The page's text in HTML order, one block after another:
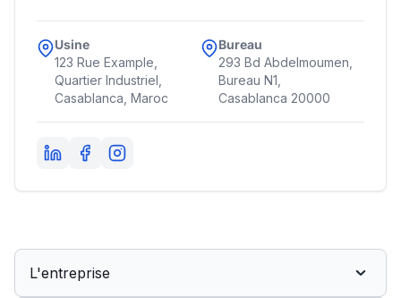
Usine
123 Rue Example,
Quartier Industriel,
Casablanca, Maroc
Bureau
293 Bd Abdelmoumen,
Bureau N1,
Casablanca 20000
L'entreprise